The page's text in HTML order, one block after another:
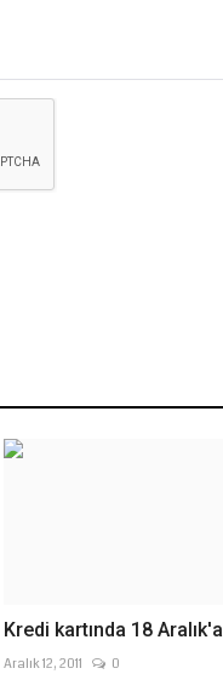
Kredi kartında 18
Aralık 12, 2011 0